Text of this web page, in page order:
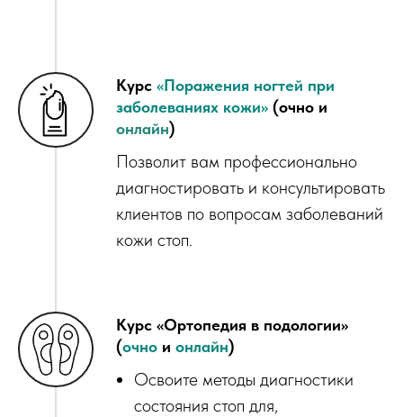
Курс «Поражения ногтей при
заболеваниях кожи» (очно и
онлайн)
Позволит вам профессионально
диагностировать и консультировать
клиентов по вопросам заболеваний
кожи стоп.
Курс «Ортопедия в подологии»
(очно и онлайн)
Освоите методы диагностики
состояния стоп для,